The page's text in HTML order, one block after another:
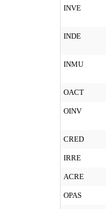
INVE
INDE
INMU
OACT
OINV
CRED
IRRE
ACRE
OPAS